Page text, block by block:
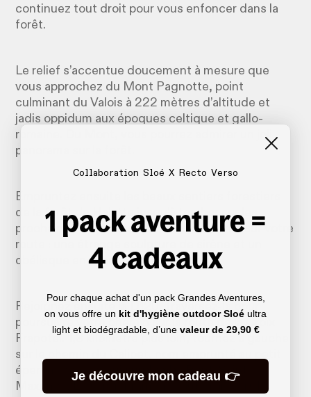
continuez tout droit pour vous enfoncer dans la
forêt.
Le relief s’accentue doucement à mesure que
vous approchez du Mont Pagnotte, point
culminant du Valois à 222 mètres d’altitude et
jadis oppidum aux époques celtique et gallo-
romaine. Du Mont, vous pourrez admirer un joli
panorama sur la forêt.
Empruntez ensuite les beaux sentiers forestiers
de la forêt de Halatte jusqu’à tomber sur les
prochaines curiosités que vous croiserez sur votre
route : une étrange sculpture de sirène et un
obélisque en l’honneur de Napoléon.
Rejoignez ensuite la D120. Traversez-la pour
poursuivre votre chemin sur la route de la Croix
Frapotel. 1,3 kilomètre plus loin, tournez à gauche
sur le chemin du Calipet, nom emprunté au petit
éperon rocheux qui surplombe Pont-Sainte-
Maxence. Le sentier ramène tout droit vers le
Collaboration Sloé X Recto Verso
1 pack aventure =
4 cadeaux
Pour chaque achat d'un pack Grandes Aventures,
on vous offre un kit d'hygiène outdoor Sloé ultra
light et biodégradable, d’une valeur de 29,90 €
Je découvre mon cadeau 👉